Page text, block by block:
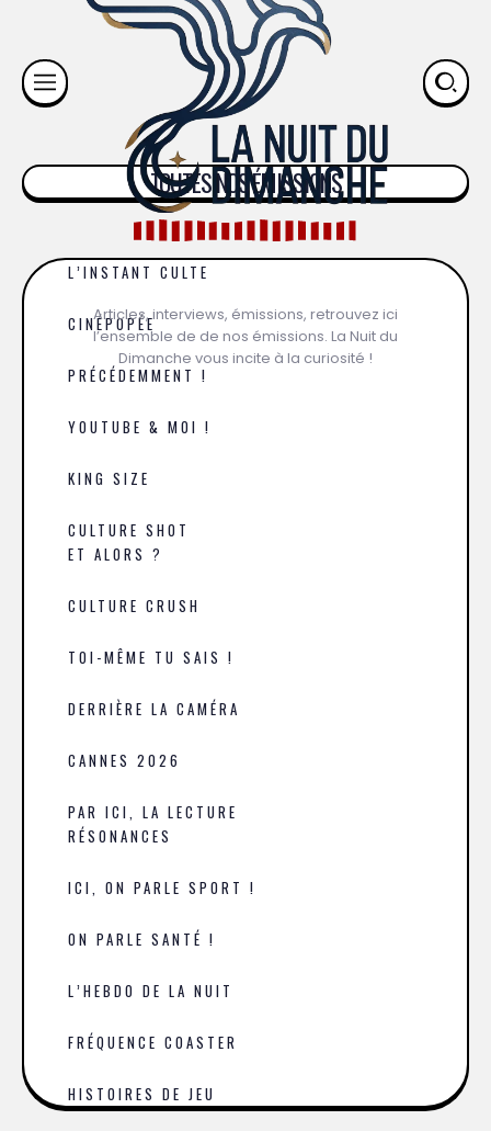
TOUTES NOS ÉMISSIONS
Articles, interviews, émissions, retrouvez ici
l’ensemble de de nos émissions. La Nuit du
Dimanche vous incite à la curiosité !
L’INSTANT CULTE
CINÉPOPÉE
PRÉCÉDEMMENT !
YOUTUBE & MOI !
KING SIZE
CULTURE SHOT
ET ALORS ?
CULTURE CRUSH
TOI-MÊME TU SAIS !
DERRIÈRE LA CAMÉRA
CANNES 2026
PAR ICI, LA LECTURE
RÉSONANCES
ICI, ON PARLE SPORT !
ON PARLE SANTÉ !
L’HEBDO DE LA NUIT
FRÉQUENCE COASTER
HISTOIRES DE JEU